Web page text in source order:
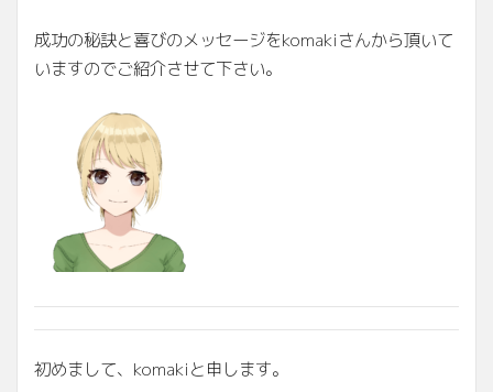
成功の秘訣と喜びのメッセージをkomakiさんから頂いて
いますのでご紹介させて下さい。
初めまして、komakiと申します。